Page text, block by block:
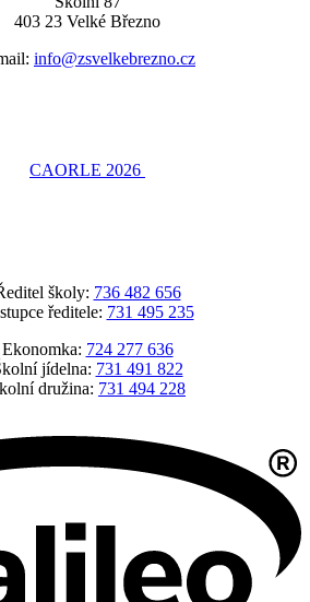
403 23 Velké Březno
info@zsvelkebrezno.cz
CAORLE 2026
školy: 736 482 656
ředitele: 731 495 235
Ekonomka: 724 277 636
jídelna: 731 491 822
družina: 731 494 228